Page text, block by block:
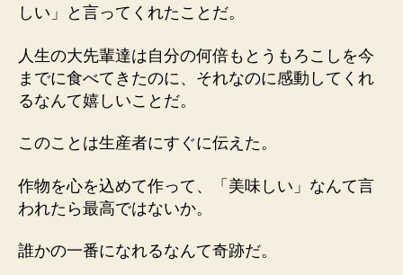
しい」と言ってくれたことだ。
人生の大先輩達は自分の何倍もとうもろこしを今
までに食べてきたのに、それなのに感動してくれ
るなんて嬉しいことだ。
このことは生産者にすぐに伝えた。
作物を心を込めて作って、「美味しい」なんて言
われたら最高ではないか。
誰かの一番になれるなんて奇跡だ。